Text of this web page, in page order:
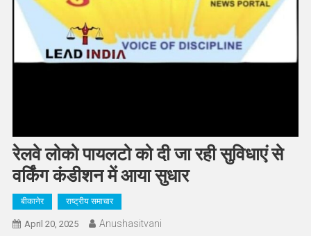
रेलवे लोको पायलटो को दी जा रही सुविधाएं से
वर्किंग कंडीशन में आया सुधार
बीकानेर राष्ट्रीय समाचार
April 20, 2025 Anushasitvani